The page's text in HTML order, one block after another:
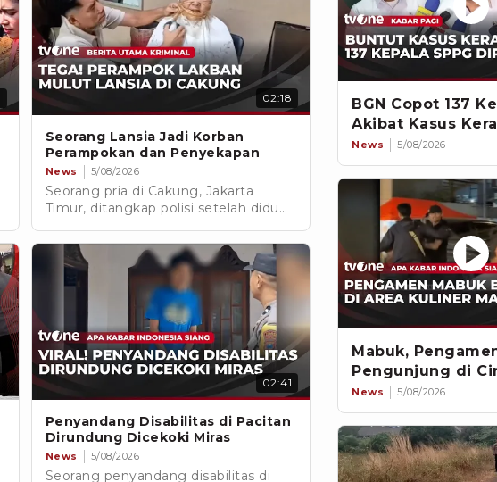
02:18
Seorang Lansia Jadi Korban
Perampokan dan Penyekapan
News 5/08/2026
Seorang pria di Cakung, Jakarta
Timur, ditangkap polisi setelah diduga
merupakan seorang lansia. Pelaku
diamankan kurang dari tiga jam
setelah kejadian.
02:41
Penyandang Disabilitas di Pacitan
Dirundung Dicekoki Miras
News 5/08/2026
Seorang penyandang disabilitas di
BGN Copot 137
Akibat Kasus
News 5/08/2026
Mabuk,
Pengunjung di
News 5/08/2026